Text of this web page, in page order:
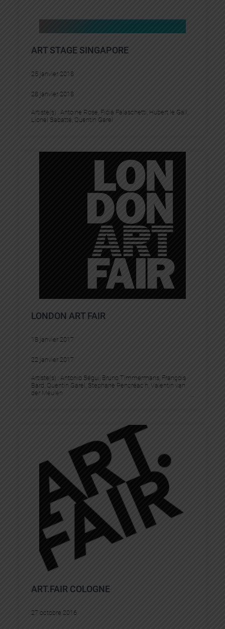
ART STAGE SINGAPORE
25 janvier 2018
28 janvier 2018
Artiste(s) : Antoine Rose, Fidia Falaschetti, Hubert le Gall
Lionel Sabatté Quentin Garel
LONDON ART FAIR
18 janvier 2017
22 janvier 2017
Artiste(s) : Antonio Ségui, Bruno Timmermans, François
Bard, Quentin Garel , Stephane Pencréac’h Valentin van
der Meulen
ART.FAIR COLOGNE
27 octobre 2016